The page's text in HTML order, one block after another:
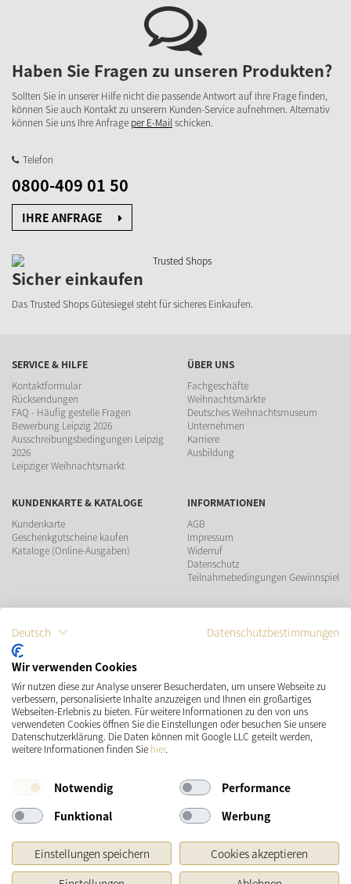
Haben Sie Fragen zu unseren Produkten?
Sollten Sie in unserer Hilfe nicht die passende Antwort auf Ihre Frage finden,
können Sie auch Kontakt zu unserem Kunden-Service aufnehmen. Alternativ
können Sie uns Ihre Anfrage per E-Mailschicken.
Telefon
0800-409 01 50
IHRE ANFRAGE
Sicher einkaufen
Das Trusted Shops Gütesiegel steht für sicheres Einkaufen.
SERVICE & HILFE
Kontaktformular
Rücksendungen
FAQ - Häufig gestelle Fragen
Bewerbung Leipzig 2026
Ausschreibungsbedingungen Leipzig
2026
Leipziger Weihnachtsmarkt
ÜBER UNS
Fachgeschäfte
Weihnachtsmärkte
Deutsches Weihnachtsmuseum
Unternehmen
Karriere
Ausbildung
KUNDENKARTE & KATALOGE
Kundenkarte
Geschenkgutscheine kaufen
Kataloge (Online-Ausgaben)
INFORMATIONEN
AGB
Impressum
Widerruf
Datenschutz
Teilnahmebedingungen Gewinnspiel
VERSAND SOCIAL MEDIA
* Preisangaben inkl. gesetzl. MwSt. und zzgl.Versandkosten
Ursprünglicher Preis des Händlers, Unverbindliche Preisempfehlung des Herstellers
Deutsch Datenschutzbestimmungen
Wir verwenden Cookies
Wir nutzen diese zur Analyse unserer Besucherdaten, um unsere Webseite zu
verbessern, personalisierte Inhalte anzuzeigen und Ihnen ein großartiges
Webseiten-Erlebnis zu bieten. Für weitere Informationen zu den von uns
verwendeten Cookies öffnen Sie die Einstellungen oder besuchen Sie unsere
Datenschutzerklärung. Die Daten können mit Google LLC geteilt werden,
weitere Informationen finden Sie hier.
Notwendig
Performance
Funktional
Werbung
Einstellungen speichern
Cookies akzeptieren